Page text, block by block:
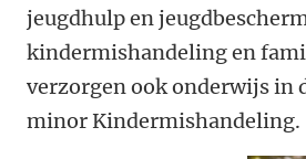
jeugdhulp en
kindermishandeling en
verzorgen ook onderwijs in
minor Kindermishandeling.